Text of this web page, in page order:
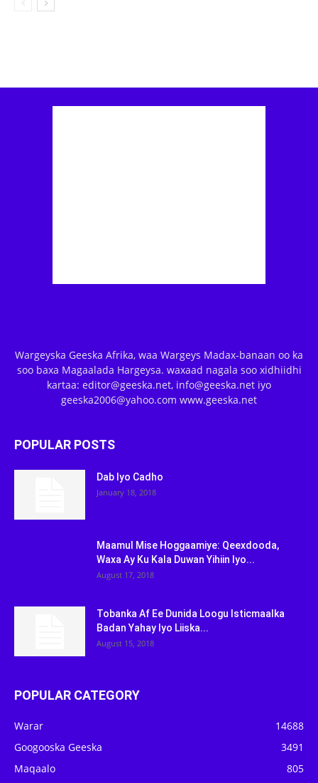
Wargeyska Geeska Afrika, waa Wargeys Madax-banaan oo ka
soo baxa Magaalada Hargeysa. waxaad nagala soo xidhiidhi
kartaa: editor@geeska.net, info@geeska.net iyo
geeska2006@yahoo.com www.geeska.net
POPULAR POSTS
Dab Iyo Cadho
January 18, 2018
Maamul Mise Hoggaamiye: Qeexdooda,
Waxa Ay Ku Kala Duwan Yihiin Iyo...
August 17, 2018
Tobanka Af Ee Dunida Loogu Isticmaalka
Badan Yahay Iyo Liiska...
August 15, 2018
POPULAR CATEGORY
Warar
14688
Googooska Geeska
3491
Maqaalo
805